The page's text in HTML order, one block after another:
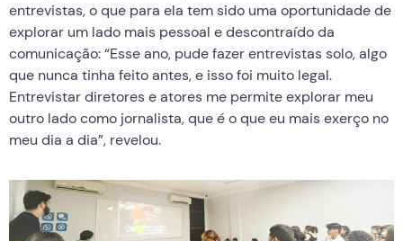
entrevistas, o que para ela tem sido uma oportunidade de
explorar um lado mais pessoal e descontraído da
comunicação: “Esse ano, pude fazer entrevistas solo, algo
que nunca tinha feito antes, e isso foi muito legal.
Entrevistar diretores e atores me permite explorar meu
outro lado como jornalista, que é o que eu mais exerço no
meu dia a dia”, revelou.